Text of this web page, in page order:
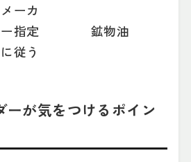
メーカ
ー指定
に従う
鉱物油
ーが気をつけるポイン